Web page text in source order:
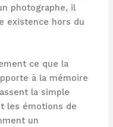
photographe, il
existence hors du
ce que la
à la mémoire
la simple
les émotions de
un